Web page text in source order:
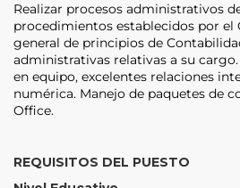
Realizar procesos administrativos
procedimientos establecidos por
general de principios de
administrativas relativas a su
en equipo, excelentes relaciones
numérica. Manejo de paquetes de
Office.
REQUISITOS DEL PUESTO